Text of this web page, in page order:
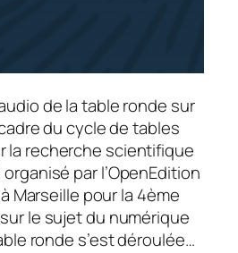
de la table ronde sur
du cycle de tables
la recherche scientifique
organisé par l’OpenEdition
Marseille pour la 4ème
le sujet du numérique
ronde s’est déroulée…